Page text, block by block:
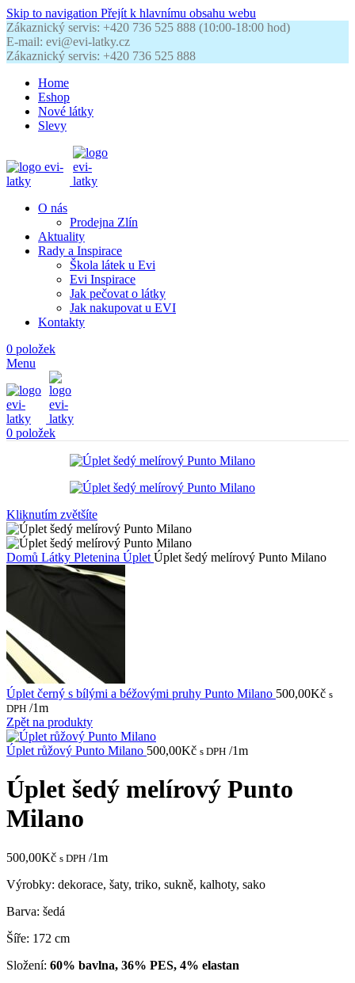
Skip to navigation Přejít k hlavnímu obsahu webu
Zákaznický servis: +420 736 525 888 (10:00-18:00 hod)
E-mail: evi@evi-latky.cz
Zákaznický servis: +420 736 525 888
Home
Eshop
Nové látky
Slevy
O nás
Prodejna Zlín
Aktuality
Rady a Inspirace
Škola látek u Evi
Evi Inspirace
Jak pečovat o látky
Jak nakupovat u EVI
Kontakty
0 položek
Menu
0 položek
Kliknutím zvětšíte
Domů Látky Pletenina Úplet Úplet šedý melírový Punto Milano
Úplet černý s bílými a béžovými pruhy Punto Milano 500,00Kč s
DPH /1m
Zpět na produkty
Úplet růžový Punto Milano 500,00Kč s DPH /1m
Úplet šedý melírový Punto
Milano
500,00Kč s DPH /1m
Výrobky: dekorace, šaty, triko, sukně, kalhoty, sako
Barva: šedá
Šíře: 172 cm
Složení: 60% bavlna, 36% PES, 4% elastan